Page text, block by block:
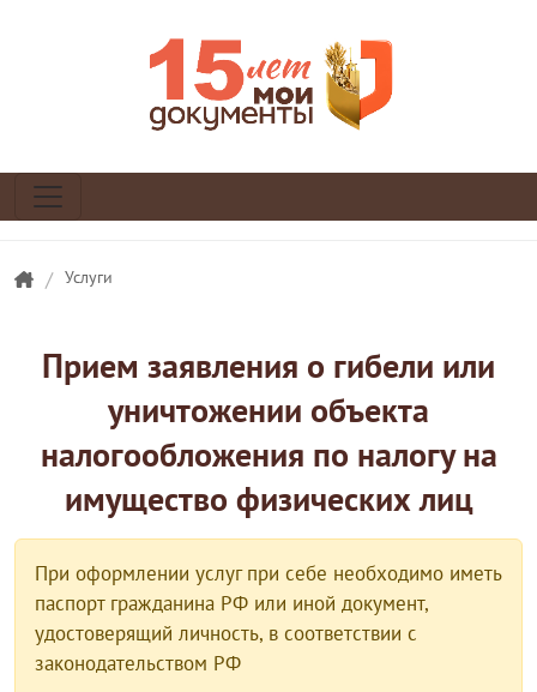
/ Услуги
Прием заявления о гибели или
уничтожении объекта
налогообложения по налогу на
имущество физических лиц
При оформлении услуг при себе необходимо иметь
паспорт гражданина РФ или иной документ,
удостоверящий личность, в соответствии с
законодательством РФ